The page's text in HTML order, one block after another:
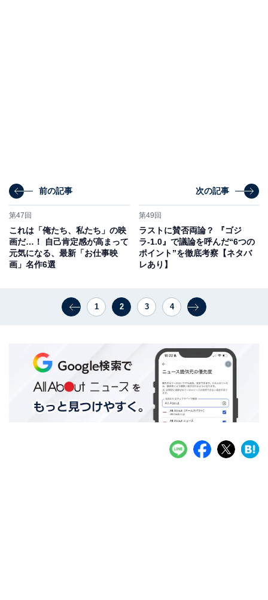
前の記事
第47回
これは「俺たち、私たち」の映
画だ…！ 自己肯定感が高まって
元気になる、最新「お仕事映
画」名作6選
次の記事
第49回
ラストに賛否両論？ 『ゴジ
ラ-1.0』で議論を呼んだ“6つの
ポイント”を徹底考察【ネタバ
レあり】
1 2 3 4